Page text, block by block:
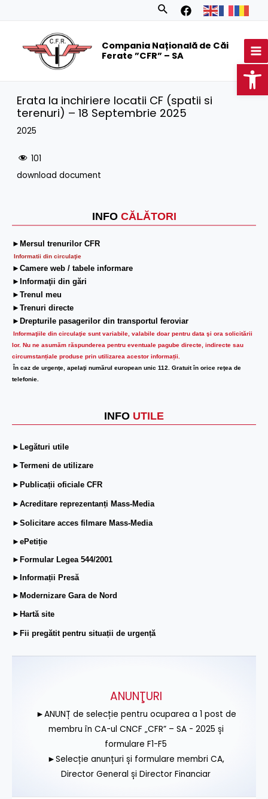
Search
Compania Națională de Căi
Ferate ”CFR” – SA
INFO CĂLĂTORI
►Mersul trenurilor CFR
Informatii din circulaţie
►Camere web / tabele informare
►Informaţii din gări
►Trenul meu
►Trenuri directe
►Drepturile pasagerilor din transportul feroviar
Informaţiile din circulaţie sunt variabile, valabile doar pentru data şi ora solicitării
lor. Nu ne asumăm răspunderea pentru eventuale pagube directe, indirecte sau
circumstanțiale produse prin utilizarea acestor informații.
În caz de urgenţe, apelaţi numărul european unic 112. Gratuit în orice reţea de
telefonie.
INFO UTILE
►Legături utile
►Termeni de utilizare
►Publicații oficiale CFR
►Acreditare reprezentanți Mass-Media
►Solicitare acces filmare Mass-Media
►ePetiție
►Formular Legea 544/2001
►Informații Presă
►Modernizare Gara de Nord
►Hartă site
►Fii pregătit pentru situații de urgență
Erata la inchiriere locatii CF (spatii si
terenuri) – 18 Septembrie 2025
2025
101
download document
ANUNŢURI
►ANUNȚ de selecție pentru ocuparea a 1 post de
membru în CA-ul CNCF „CFR” – SA - 2025 și
formulare F1-F5
►Selecție anunțuri și formulare membri CA,
Director General și Director Financiar